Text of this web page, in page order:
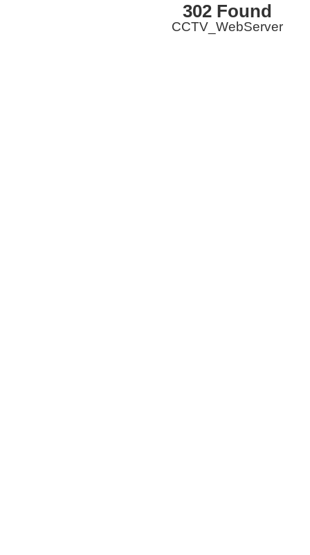
302 Found
CCTV_WebServer